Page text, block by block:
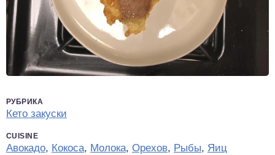
РУБРИКА
Кето закуски
CUISINE
Авокадо, Кокоса, Молока, Орехов, Рыбы, Яиц